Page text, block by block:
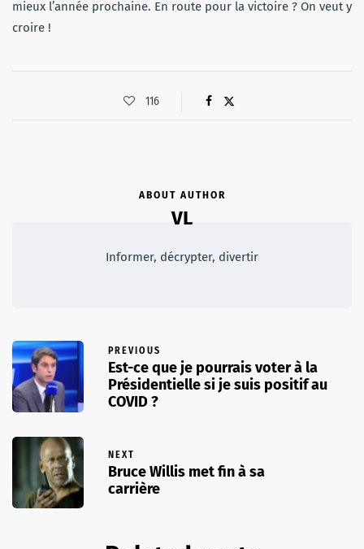
mieux l’année prochaine. En route pour la victoire ? On veut y
croire !
116
ABOUT AUTHOR
VL
Informer, décrypter, divertir
PREVIOUS
Est-ce que je pourrais voter à la
Présidentielle si je suis positif au
COVID ?
NEXT
Bruce Willis met fin à sa
carrière